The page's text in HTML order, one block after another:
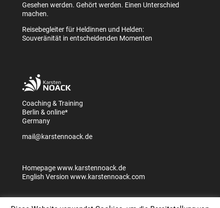
Gesehen werden. Gehört werden. Einen Unterschied
machen.
Reisebegleiter für Heldinnen und Helden:
Souveränität in entscheidenden Momenten
Coaching & Training
Berlin & online*
Germany
mail@karstennoack.de
Homepagewww.karstennoack.de
English Version www.karstennoack.com